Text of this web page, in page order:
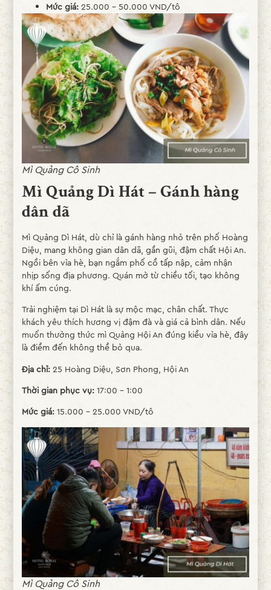
Mức giá:25.000 – 50.000 VND/tô
Mì Quảng Cô Sinh
Mì Quảng Dì Hát – Gánh hàng
dân dã
Mì Quảng Dì Hát, dù chỉ là gánh hàng nhỏ trên phố Hoàng
Diệu, mang không gian dân dã, gần gũi, đậm chất Hội An.
Ngồi bên vỉa hè, bạn ngắm phố cổ tấp nập, cảm nhận
nhịp sống địa phương. Quán mở từ chiều tối, tạo không
khí ấm cúng.
Trải nghiệm tại Dì Hát là sự mộc mạc, chân chất. Thực
khách yêu thích hương vị đậm đà và giá cả bình dân. Nếu
muốn thưởng thức mì Quảng Hội An đúng kiểu vỉa hè, đây
là điểm đến không thể bỏ qua.
Địa chỉ:25 Hoàng Diệu, Sơn Phong, Hội An
Thời gian phục vụ: 17:00 – 1:00
Mức giá: 15.000 – 25.000 VND/tô
Mì Quảng Cô Sinh